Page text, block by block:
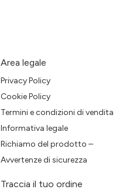
Area legale
Privacy Policy
Cookie Policy
Termini e condizioni di vendita
Informativa legale
Richiamo del prodotto –
Avvertenze di sicurezza
Traccia il tuo ordine